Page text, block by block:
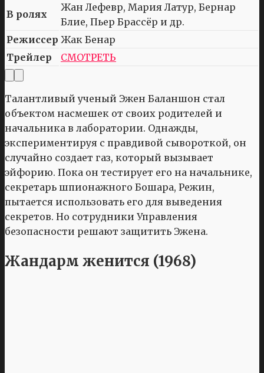
В ролях
Жан Лефевр, Мария Латур, Бернар
Блие, Пьер Брассёр и др.
Режиссер Жак Бенар
Трейлер
СМОТРЕТЬ
Талантливый ученый Эжен Баланшон стал
объектом насмешек от своих родителей и
начальника в лаборатории. Однажды,
экспериментируя с правдивой сывороткой, он
случайно создает газ, который вызывает
эйфорию. Пока он тестирует его на начальнике,
секретарь шпионажного Бошара, Режин,
пытается использовать его для выведения
секретов. Но сотрудники Управления
безопасности решают защитить Эжена.
Жандарм женится (1968)